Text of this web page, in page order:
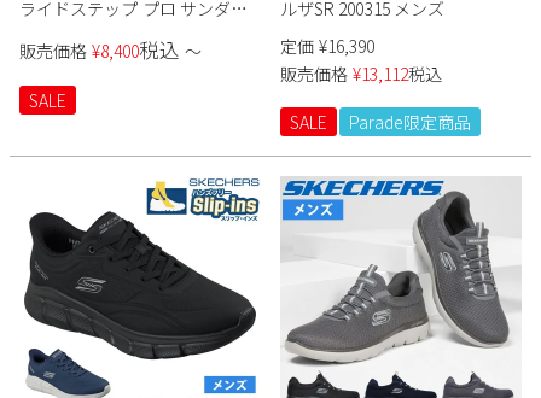
お問い合わせ
ライドステップ プロ サンダル
販売価格 ¥8,400税込 〜
SALE
ルザSR 200315 メンズ
定価 ¥16,390
販売価格 ¥13,112税込
SALE
Parade限定商品